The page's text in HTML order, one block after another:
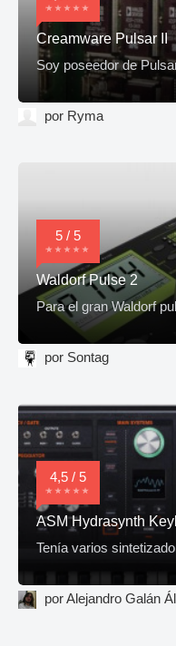
Creamware Pulsar II
Soy poseedor de
por Ryma
5 / 5
Waldorf Pulse 2
Para el gran Waldorf
por Sontag
4,5 / 5
ASM Hydrasynth
Tenía varios
por Alejandro Galán